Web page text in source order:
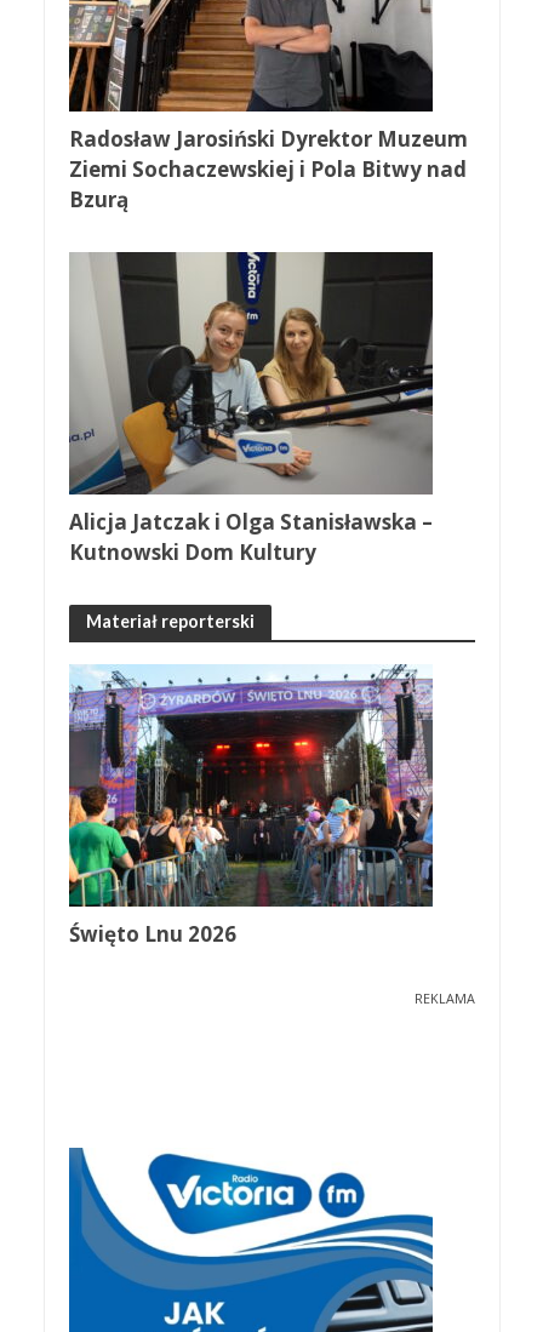
Radosław Jarosiński Dyrektor Muzeum
Ziemi Sochaczewskiej i Pola Bitwy nad
Bzurą
Alicja Jatczak i Olga Stanisławska –
Kutnowski Dom Kultury
Materiał reporterski
Święto Lnu 2026
REKLAMA